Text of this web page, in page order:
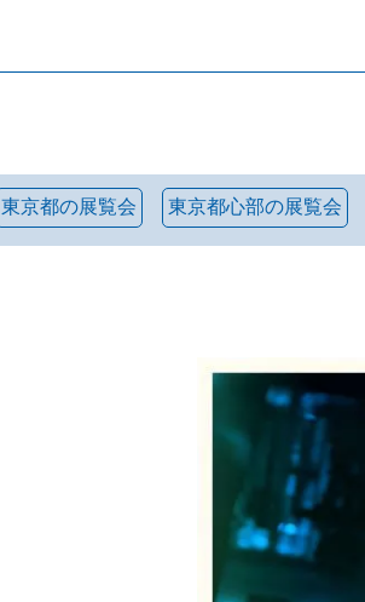
東京都の展覧会 東京都心部の展覧会